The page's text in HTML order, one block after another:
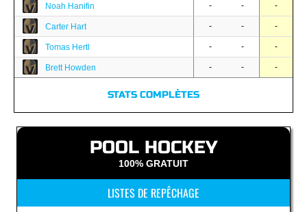
Noah Hanifin - - -
Carter Hart - - -
Tomas Hertl - - -
Brett Howden - - -
STATS COMPLÈTES
POOL HOCKEY
100% GRATUIT
LISTES DE REPÊCHAGE